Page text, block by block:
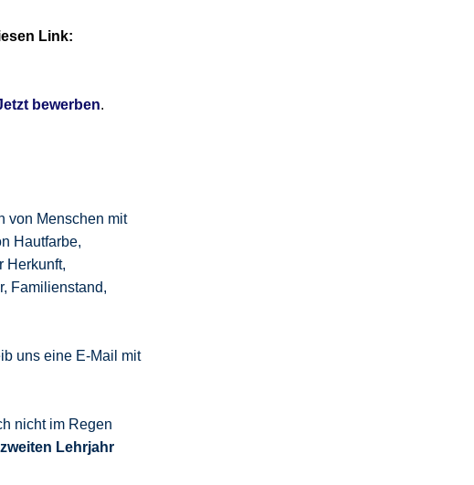
Link:
bewerben.
von Menschen mit
Hautfarbe,
Herkunft,
Familienstand,
uns eine E-Mail mit
nicht im Regen
Lehrjahr